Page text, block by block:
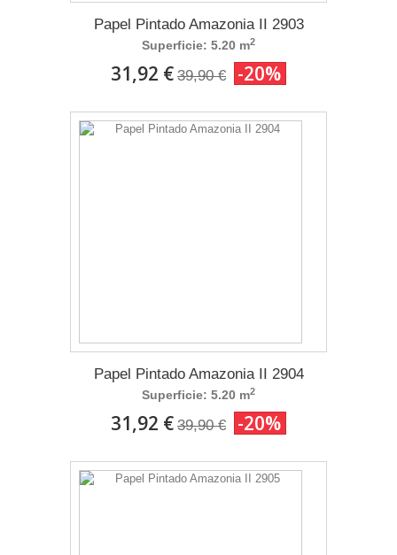
Papel Pintado Amazonia II 2903
Superficie: 5.20 m2
31,92 € 39,90 € -20%
Papel Pintado Amazonia II 2904
Superficie: 5.20 m2
31,92 € 39,90 € -20%